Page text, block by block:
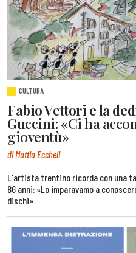
CULTURA
Fabio Vettori e la
Guccini: «Ci ha
gioventù»
di Mattia Eccheli
L'artista trentino ricorda con una
86 anni: «Lo imparavamo a
dischi»